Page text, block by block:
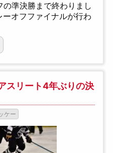
準決勝まで終わりまし
オフファイナルが行わ
スリート4年ぶりの決
ケー